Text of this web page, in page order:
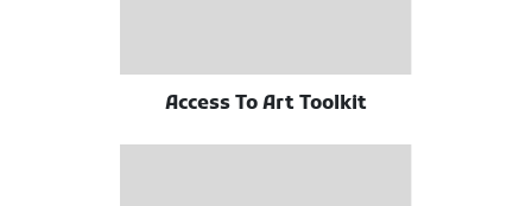
Access To Art Toolkit